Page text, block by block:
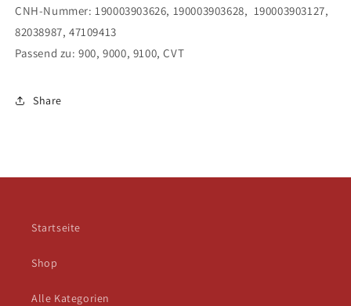
CNH-Nummer: 190003903626, 190003903628, 190003903127,
82038987, 47109413
Passend zu: 900, 9000, 9100, CVT
Share
Startseite
Shop
Alle Kategorien